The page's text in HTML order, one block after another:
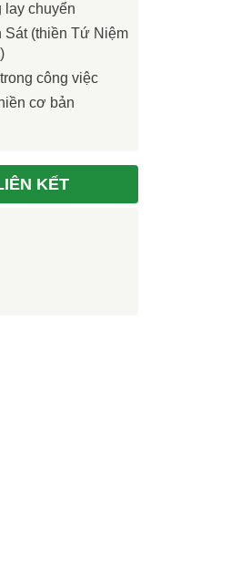
lay chuyển
Sát (thiền Tứ Niệm
công việc
cơ bản
KẾT